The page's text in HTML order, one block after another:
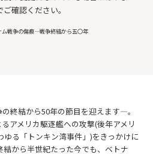
確認ください。
戦争の傷痕—戦争終結から五〇年
終結から50年の節目を迎えます―。
アメリカ駆逐艦への攻撃(後年アメリ
る「トンキン湾事件」)をきっかけに
から半世紀たった今でも、ベトナ